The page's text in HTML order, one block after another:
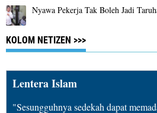
Nyawa Pekerja Tak Boleh Jadi
KOLOM NETIZEN >>>
Lentera Islam
"Sesungguhnya sedekah dapat